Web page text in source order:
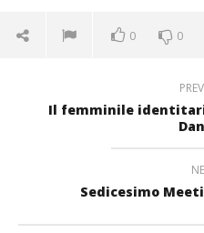
0 0
Il femminile
Sedicesimo